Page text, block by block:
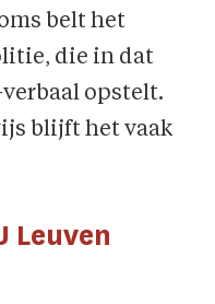
belt het
die in dat
opstelt.
blijft het vaak
Leuven